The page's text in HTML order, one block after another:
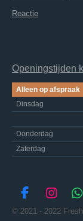
Reactie
Openingstijden
Alleen op afspraak
Dinsdag
Donderdag
Zaterdag
F
a
I
n
W
h
© 2021 - 2022